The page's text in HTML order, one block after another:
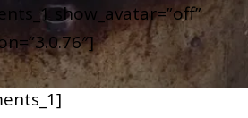
show_avatar=”off”